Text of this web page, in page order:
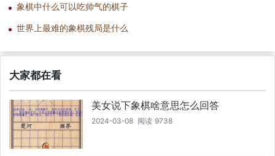
象棋中什么可以吃帅气的棋子
世界上最难的象棋残局是什么
大家都在看
美女说下象棋啥意思怎么回答
2024-03-08 阅读 9738